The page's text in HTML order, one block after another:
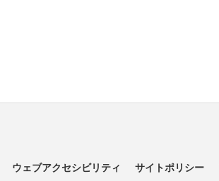
ウェブアクセシビリティ サイトポリシー